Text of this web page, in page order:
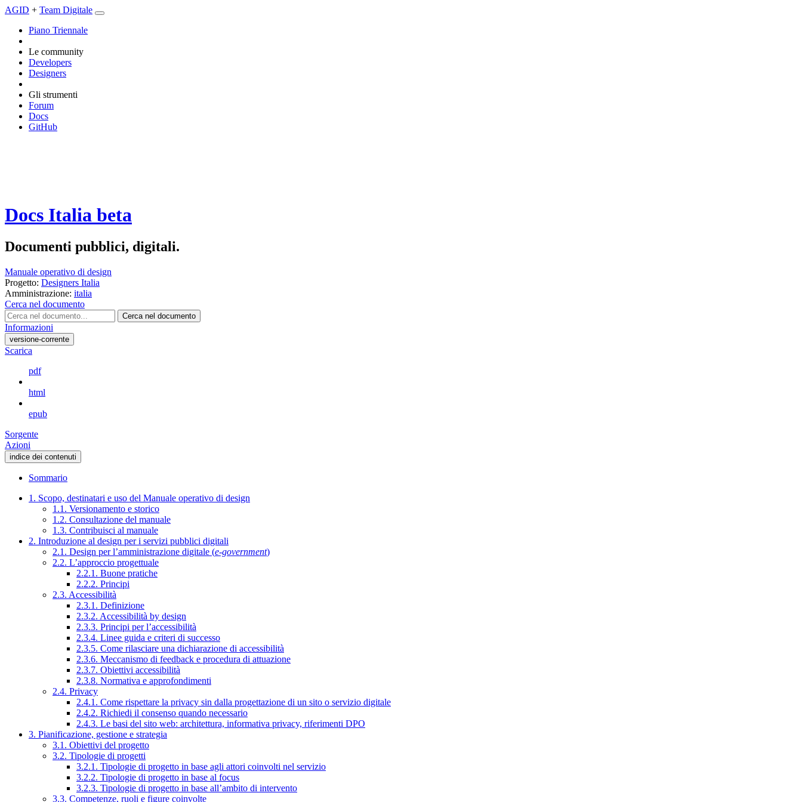
AGID + Team Digitale
Piano Triennale
Le community
Developers
Designers
Gli strumenti
Forum
Docs
GitHub
Docs Italia beta
Documenti pubblici, digitali.
Manuale operativo di design
Progetto: Designers Italia
Amministrazione: italia
Cerca nel documento
Cerca nel documento
Informazioni
versione-corrente
Scarica
pdf
html
epub
Sorgente
Azioni
indice dei contenuti
Sommario
1. Scopo, destinatari e uso del Manuale operativo di design
1.1. Versionamento e storico
1.2. Consultazione del manuale
1.3. Contribuisci al manuale
2. Introduzione al design per i servizi pubblici digitali
2.1. Design per l’amministrazione digitale (e-government)
2.2. L’approccio progettuale
2.2.1. Buone pratiche
2.2.2. Principi
2.3. Accessibilità
2.3.1. Definizione
2.3.2. Accessibilità by design
2.3.3. Principi per l’accessibilità
2.3.4. Linee guida e criteri di successo
2.3.5. Come rilasciare una dichiarazione di accessibilità
2.3.6. Meccanismo di feedback e procedura di attuazione
2.3.7. Obiettivi accessibilità
2.3.8. Normativa e approfondimenti
2.4. Privacy
2.4.1. Come rispettare la privacy sin dalla progettazione di un sito o servizio digitale
2.4.2. Richiedi il consenso quando necessario
2.4.3. Le basi del sito web: architettura, informativa privacy, riferimenti DPO
3. Pianificazione, gestione e strategia
3.1. Obiettivi del progetto
3.2. Tipologie di progetti
3.2.1. Tipologie di progetto in base agli attori coinvolti nel servizio
3.2.2. Tipologie di progetto in base al focus
3.2.3. Tipologie di progetto in base all’ambito di intervento
3.3. Competenze, ruoli e figure coinvolte